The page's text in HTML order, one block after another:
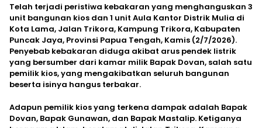
Telah terjadi peristiwa kebakaran yang menghanguskan 3
unit bangunan kios dan 1 unit Aula Kantor Distrik Mulia di
Kota Lama, Jalan Trikora, Kampung Trikora, Kabupaten
Puncak Jaya, Provinsi Papua Tengah, Kamis (2/7/2026).
Penyebab kebakaran diduga akibat arus pendek listrik
yang bersumber dari kamar milik Bapak Dovan, salah satu
pemilik kios, yang mengakibatkan seluruh bangunan
beserta isinya hangus terbakar.
Adapun pemilik kios yang terkena dampak adalah Bapak
Dovan, Bapak Gunawan, dan Bapak Mastalip. Ketiganya